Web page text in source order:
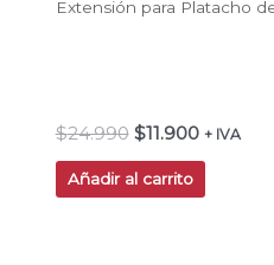
Extensión para Platacho
$24.990 $11.900 + IVA
Añadir al carrito